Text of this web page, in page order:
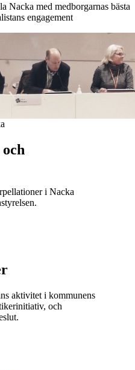
Nacka med medborgarnas bästa
engagement
i Nacka
aktivitet i kommunens
och